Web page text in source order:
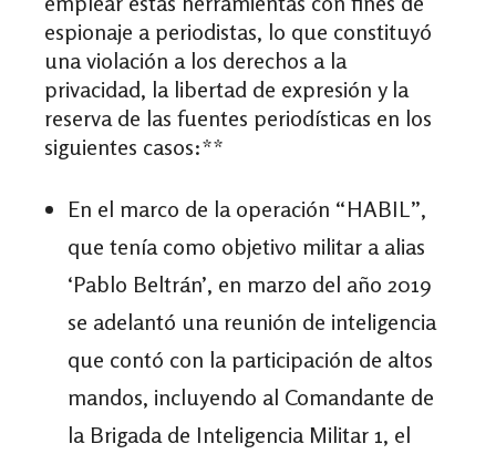
espionaje a periodistas, lo que constituyó
una violación a los derechos a la
privacidad, la libertad de expresión y la
reserva de las fuentes periodísticas en los
siguientes casos:**
En el marco de la operación “HABIL”,
que tenía como objetivo militar a alias
‘Pablo Beltrán’, en marzo del año 2019
se adelantó una reunión de inteligencia
que contó con la participación de altos
mandos, incluyendo al Comandante de
la Brigada de Inteligencia Militar 1, el